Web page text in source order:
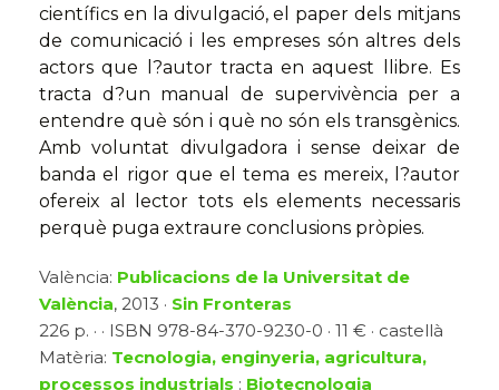
científics en la divulgació, el paper dels mitjans
de comunicació i les empreses són altres dels
actors que l?autor tracta en aquest llibre. Es
tracta d?un manual de supervivència per a
entendre què són i què no són els transgènics.
Amb voluntat divulgadora i sense deixar de
banda el rigor que el tema es mereix, l?autor
ofereix al lector tots els elements necessaris
perquè puga extraure conclusions pròpies.
València: Publicacions de la Universitat de
València, 2013 · Sin Fronteras
226 p. · · ISBN 978-84-370-9230-0 · 11 € · castellà
Matèria: Tecnologia, enginyeria, agricultura,
processos industrials : Biotecnologia